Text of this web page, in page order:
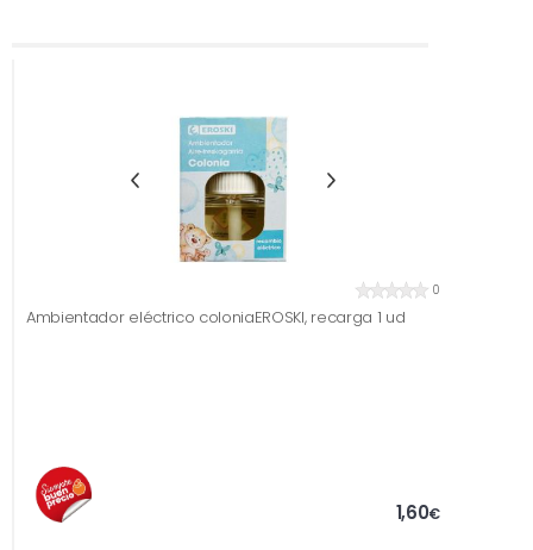
0
Ambientador eléctrico coloniaEROSKI, recarga 1 ud
1,60€